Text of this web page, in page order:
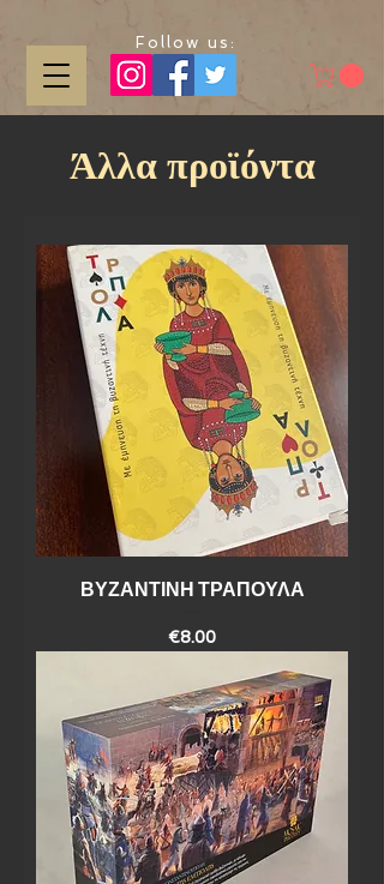
Follow us:
Άλλα προϊόντα
ΒΥΖΑΝΤΙΝΗ ΤΡΑΠΟΥΛΑ
Price
€8.00